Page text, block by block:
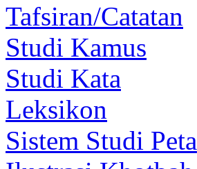
Tafsiran/Catatan
Studi Kamus
Studi Kata
Leksikon
Sistem Studi Peta